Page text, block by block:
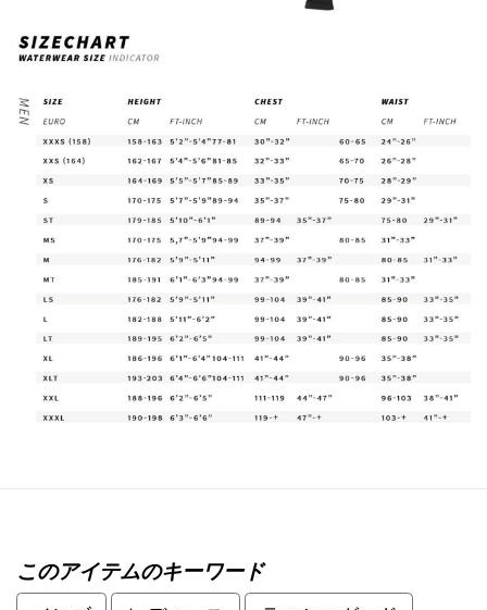
このアイテムのキーワード